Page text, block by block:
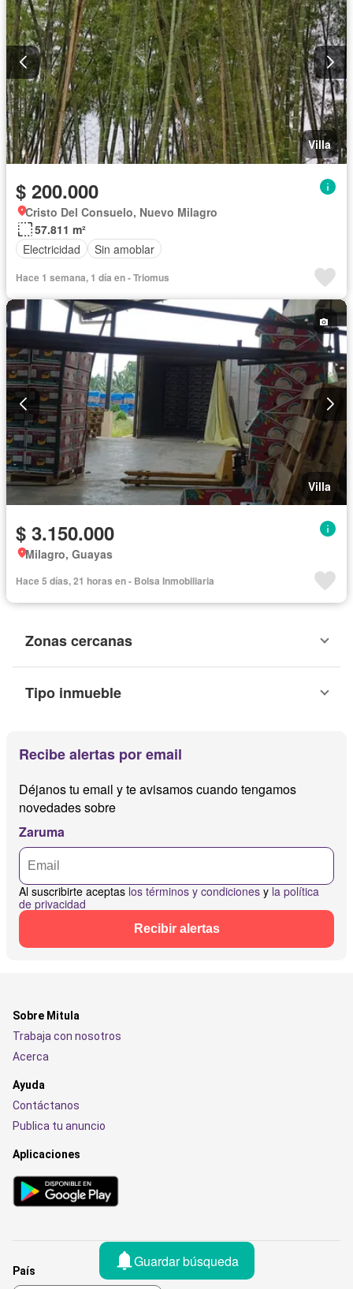
Villa
$ 200.000
Cristo Del Consuelo, Nuevo Milagro
57.811 m²
Electricidad
Sin amoblar
Hace 1 semana, 1 día en - Triomus
Villa
$ 3.150.000
Milagro, Guayas
Hace 5 días, 21 horas en - Bolsa Inmobiliaria
Zonas cercanas
Tipo inmueble
Recibe alertas por email
Déjanos tu email y te avisamos cuando tengamos
novedades sobre
Zaruma
Al suscribirte aceptas los términos y condiciones y la política
de privacidad
Recibir alertas
Guardar búsqueda
Sobre Mitula
Trabaja con nosotros
Acerca
Ayuda
Contáctanos
Publica tu anuncio
Aplicaciones
País